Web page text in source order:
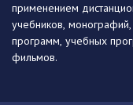
применением
учебников,
программ, учебных
фильмов.